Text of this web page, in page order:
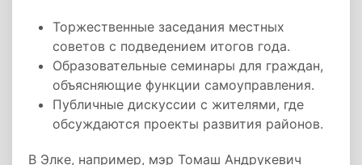
Торжественные заседания местных
советов с подведением итогов года.
Образовательные семинары для граждан,
объясняющие функции самоуправления.
Публичные дискуссии с жителями, где
обсуждаются проекты развития районов.
В Элке, например, мэр Томаш Андрукевич